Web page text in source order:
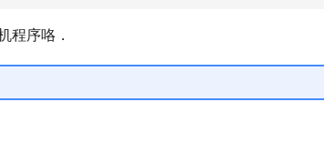
程序咯．